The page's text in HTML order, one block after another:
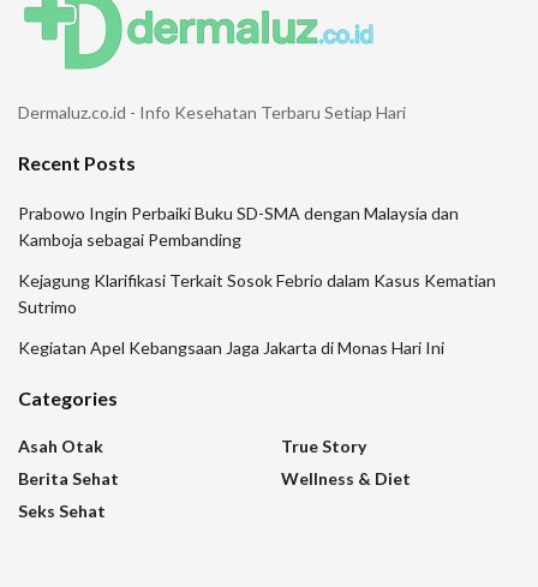
Dermaluz.co.id - Info Kesehatan Terbaru Setiap Hari
Recent Posts
Prabowo Ingin Perbaiki Buku SD-SMA dengan Malaysia dan
Kamboja sebagai Pembanding
Kejagung Klarifikasi Terkait Sosok Febrio dalam Kasus Kematian
Sutrimo
Kegiatan Apel Kebangsaan Jaga Jakarta di Monas Hari Ini
Categories
Asah Otak
Berita Sehat
Seks Sehat
True Story
Wellness & Diet